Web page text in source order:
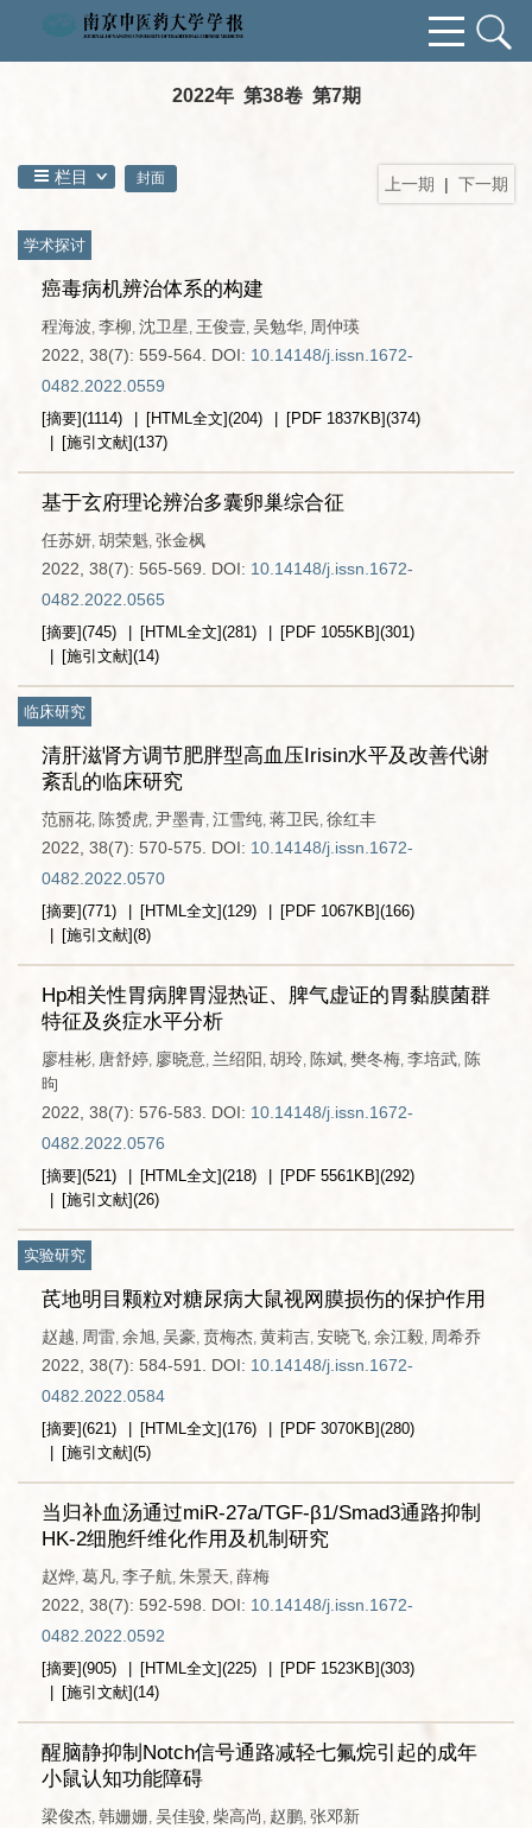
2022年 第38卷 第7期
上一期 | 下一期
栏目 封面
学术探讨
癌毒病机辨治体系的构建
程海波, 李柳, 沈卫星, 王俊壹, 吴勉华, 周仲瑛
2022, 38(7): 559-564. DOI: 10.14148/j.issn.1672-
0482.2022.0559
[摘要](1114) [HTML全文](204) [PDF 1837KB](374)
[施引文献](137)
基于玄府理论辨治多囊卵巢综合征
任苏妍, 胡荣魁, 张金枫
2022, 38(7): 565-569.
DOI: 10.14148/j.issn.1672-
0482.2022.0565
[摘要](745) [HTML全文](281) [PDF 1055KB](301)
[施引文献](14)
临床研究
清肝滋肾方调节肥胖型高血压Irisin水平及改善代谢
紊乱的临床研究
范丽花, 陈赟虎, 尹墨青, 江雪纯, 蒋卫民, 徐红丰
2022, 38(7): 570-575.
DOI: 10.14148/j.issn.1672-
0482.2022.0570
[摘要](771) [HTML全文](129) [PDF 1067KB](166)
[施引文献](8)
Hp相关性胃病脾胃湿热证、脾气虚证的胃黏膜菌群
特征及炎症水平分析
廖桂彬, 唐舒婷, 廖晓意, 兰绍阳, 胡玲, 陈斌, 樊冬梅, 李培武, 陈
昫
2022, 38(7): 576-583.
DOI: 10.14148/j.issn.1672-
0482.2022.0576
[摘要](521) [HTML全文](218) [PDF 5561KB](292)
[施引文献](26)
实验研究
芪地明目颗粒对糖尿病大鼠视网膜损伤的保护作用
赵越, 周雷, 余旭, 吴豪, 贲梅杰, 黄莉吉, 安晓飞, 余江毅, 周希乔
2022, 38(7): 584-591.
DOI: 10.14148/j.issn.1672-
0482.2022.0584
[摘要](621) [HTML全文](176) [PDF 3070KB](280)
[施引文献](5)
当归补血汤通过miR-27a/TGF-β1/Smad3通路抑制
HK-2细胞纤维化作用及机制研究
赵烨, 葛凡, 李子航, 朱景天, 薛梅
2022, 38(7): 592-598.
DOI: 10.14148/j.issn.1672-
0482.2022.0592
[摘要](905) [HTML全文](225) [PDF 1523KB](303)
[施引文献](14)
醒脑静抑制Notch信号通路减轻七氟烷引起的成年
小鼠认知功能障碍
梁俊杰, 韩姗姗, 吴佳骏, 柴高尚 , 赵鹏, 张邓新